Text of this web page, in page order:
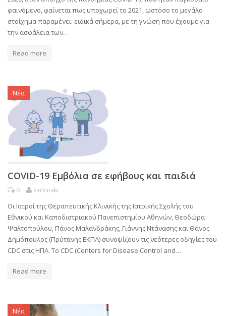
φαινόμενο, φαίνεται πως υποχωρεί το 2021, ωστόσο το μεγάλο
στοίχημα παραμένει: ειδικά σήμερα, με τη γνώση που έχουμε για
την ασφάλεια των…
Read more
Νέα
COVID-19 Εμβόλια σε εφήβους και παιδιά
0 karkinaki
Οι Ιατροί της Θεραπευτικής Κλινικής της Ιατρικής Σχολής του
Εθνικού και Καποδιστριακού Πανεπιστημίου Αθηνών, Θεοδώρα
Ψαλτοπούλου, Πάνος Μαλανδράκης, Γιάννης Ντάνασης και Θάνος
Δημόπουλος (Πρύτανης ΕΚΠΑ) συνοψίζουν τις νεότερες οδηγίες του
CDC στις ΗΠΑ. Το CDC (Centers for Disease Control and…
Read more
Νέα